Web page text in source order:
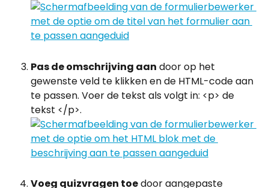
Pas de omschrijving aan door op het
gewenste veld te klikken en de HTML-code aan
te passen. Voer de tekst als volgt in: <p> de
tekst </p>.
Voeg quizvragen toe door aangepaste